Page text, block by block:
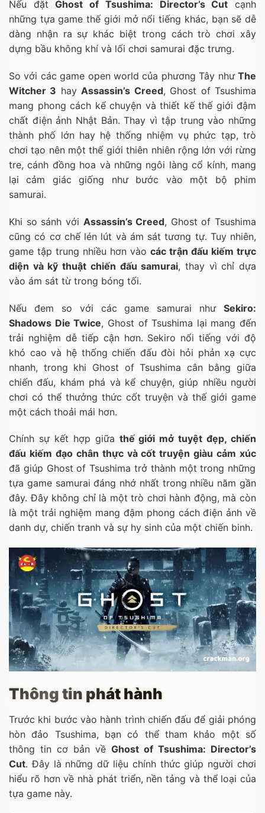
Nếu đặtGhost of Tsushima: Director’s Cut cạnh
những tựa game thế giới mở nổi tiếng khác, bạn sẽ dễ
dàng nhận ra sự khác biệt trong cách trò chơi xây
dựng bầu không khí và lối chơi samurai đặc trưng.
So với các game open world của phương Tây như The
Witcher 3 hayAssassin’s Creed, Ghost of Tsushima
mang phong cách kể chuyện và thiết kế thế giới đậm
chất điện ảnh Nhật Bản. Thay vì tập trung vào những
thành phố lớn hay hệ thống nhiệm vụ phức tạp, trò
chơi tạo nên một thế giới thiên nhiên rộng lớn với rừng
tre, cánh đồng hoa và những ngôi làng cổ kính, mang
lại cảm giác giống như bước vào một bộ phim
samurai.
Khi so sánh với Assassin’s Creed, Ghost of Tsushima
cũng có cơ chế lén lút và ám sát tương tự. Tuy nhiên,
game tập trung nhiều hơn vào các trận đấu kiếm trực
diện và kỹ thuật chiến đấu samurai, thay vì chỉ dựa
vào ám sát từ trong bóng tối.
Nếu đem so với các game samurai như Sekiro:
Shadows Die Twice, Ghost of Tsushima lại mang đến
trải nghiệm dễ tiếp cận hơn. Sekiro nổi tiếng với độ
khó cao và hệ thống chiến đấu đòi hỏi phản xạ cực
nhanh, trong khi Ghost of Tsushima cân bằng giữa
chiến đấu, khám phá và kể chuyện, giúp nhiều người
chơi có thể thưởng thức cốt truyện và thế giới game
một cách thoải mái hơn.
Chính sự kết hợp giữa thế giới mở tuyệt đẹp, chiến
đấu kiếm đạo chân thực và cốt truyện giàu cảm xúc
đã giúp Ghost of Tsushima trở thành một trong những
tựa game samurai đáng nhớ nhất trong nhiều năm gần
đây. Đây không chỉ là một trò chơi hành động, mà còn
là một trải nghiệm mang đậm phong cách điện ảnh về
danh dự, chiến tranh và sự hy sinh của một chiến binh.
Thông tin phát hành
Trước khi bước vào hành trình chiến đấu để giải phóng
hòn đảo Tsushima, bạn có thể tham khảo một số
thông tin cơ bản về Ghost of Tsushima: Director’s
Cut. Đây là những dữ liệu chính thức giúp người chơi
hiểu rõ hơn về nhà phát triển, nền tảng và thể loại của
tựa game này.